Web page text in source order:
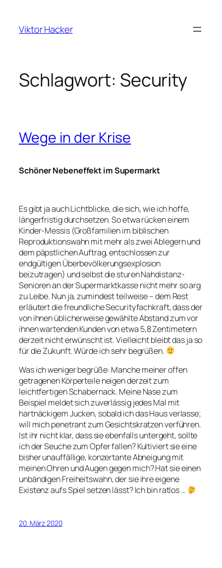
springen
Viktor Hacker
Schlagwort: Security
Wege in der Krise
Schöner Nebeneffekt im Supermarkt
Es gibt ja auch Lichtblicke, die sich, wie ich hoffe,
längerfristig durchsetzen. So etwa rücken einem
Kinder-Messis (Großfamilien im biblischen
Reproduktionswahn mit mehr als zwei Ablegern und
dem päpstlichen Auftrag, entschlossen zur
endgültigen Überbevölkerungsexplosion
beizutragen) und selbst die sturen Nahdistanz-
Senioren an der Supermarktkasse nicht mehr so arg
zu Leibe. Nun ja, zumindest teilweise – dem Rest
erläutert die freundliche Securityfachkraft, dass der
von ihnen üblicherweise gewählte Abstand zum vor
ihnen wartenden Kunden von etwa 5,8 Zentimetern
derzeit nicht erwünscht ist. Vielleicht bleibt das ja so
für die Zukunft. Würde ich sehr begrüßen.
Was ich weniger begrüße: Manche meiner offen
getragenen Körperteile neigen derzeit zum
leichtfertigen Schabernack. Meine Nase zum
Beispiel meldet sich zuverlässig jedes Mal mit
hartnäckigem Jucken, sobald ich das Haus verlasse;
will mich penetrant zum Gesichtskratzen verführen.
Ist ihr nicht klar, dass sie ebenfalls untergeht, sollte
ich der Seuche zum Opfer fallen? Kultiviert sie eine
bisher unauffällige, konzertante Abneigung mit
meinen Ohren und Augen gegen mich? Hat sie einen
unbändigen Freiheitswahn, der sie ihre eigene
Existenz aufs Spiel setzen lässt? Ich bin ratlos …
20. März 2020